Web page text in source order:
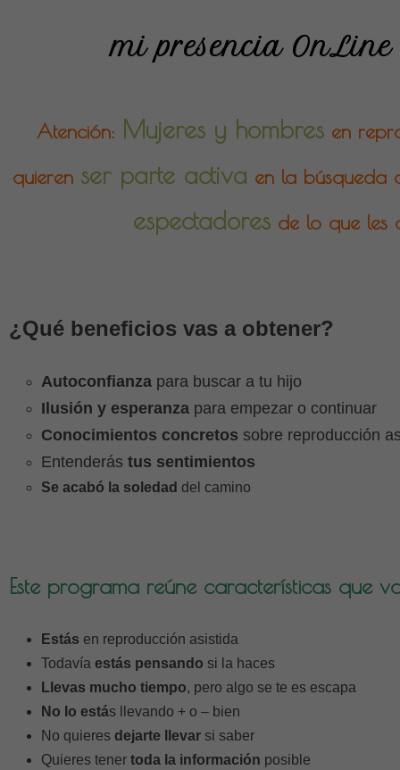
mi presencia
Atención: Mujeres y hombres en
quieren ser parte activa en la búsqueda
espectadores de lo que les
¿Qué beneficios vas a obtener?
Autoconfianza para buscar a tu hijo
Ilusión y esperanza para empezar o continuar
Conocimientos concretos sobre reproducción
Entenderás tus sentimientos
Se acabó la soledad del camino
Este programa reúne características que
Estás en reproducción asistida
Todavía estás pensando si la haces
Llevas mucho tiempo, pero algo se te es escapa
No lo estás llevando + o – bien
No quieres dejarte llevar si saber
Quieres tener toda la información posible